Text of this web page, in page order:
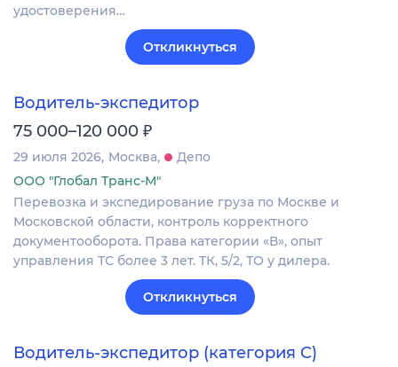
удостоверения…
Откликнуться
Водитель-экспедитор
75 000–120 000 ₽
29 июля 2026 Москва
Депо
ООО "Глобал Транс-М"
Перевозка и экспедирование груза по Москве и
Московской области, контроль корректного
документооборота. Права категории «В», опыт
управления ТС более 3 лет. ТК, 5/2, ТО у дилера.
Откликнуться
Водитель-экспедитор (категория C)